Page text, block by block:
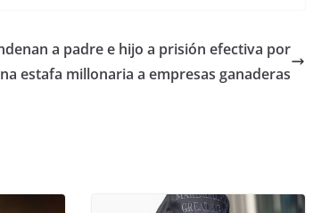
a padre e hijo a prisión efectiva por
estafa millonaria a empresas ganaderas